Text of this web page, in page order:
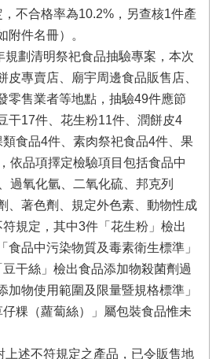
不合格率為10.2%，另查核1件產
附件名冊）。
劃清明祭祀食品抽驗專案，本次
皮專賣店、廟宇周邊食品販售店、
零售業者等地點，抽驗49件應節
干17件、花生粉11件、潤餅皮4
食品4件、素肉祭祀食品4件、果
依品項擇定檢驗項目包括食品中
過氧化氫、二氧化硫、邦克列
、著色劑、規定外色素、動物性成
規定，其中3件「花生粉」檢出
食品中污染物質及毒素衛生標準」
干絲」檢出食品添加物殺菌劑過
加物使用範圍及限量暨規格標準」
粿（蘿蔔絲）」屬包裝食品惟未
述不符規定之產品，已令販售地